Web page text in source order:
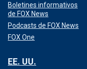
Boletines informativos
de FOX News
Podcasts de FOX News
FOX One
EE. UU.